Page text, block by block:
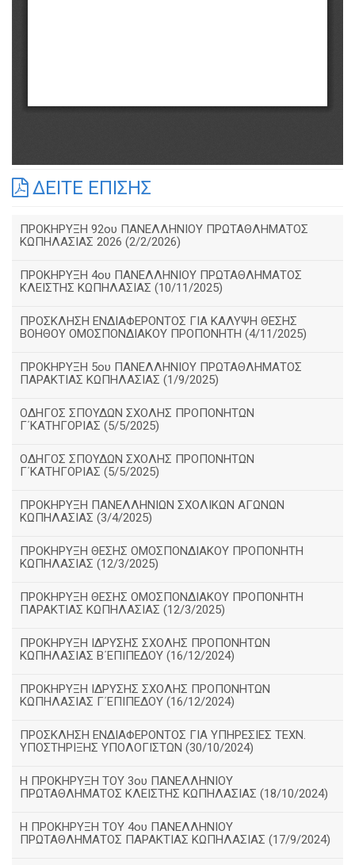
ΔΕΙΤΕ ΕΠΙΣΗΣ
ΠΡΟΚΗΡΥΞΗ 92ου ΠΑΝΕΛΛΗΝΙΟΥ ΠΡΩΤΑΘΛΗΜΑΤΟΣ
ΚΩΠΗΛΑΣΙΑΣ 2026 (2/2/2026)
ΠΡΟΚΗΡΥΞΗ 4ου ΠΑΝΕΛΛΗΝΙΟΥ ΠΡΩΤΑΘΛΗΜΑΤΟΣ
ΚΛΕΙΣΤΗΣ ΚΩΠΗΛΑΣΙΑΣ (10/11/2025)
ΠΡΟΣΚΛΗΣΗ ΕΝΔΙΑΦΕΡΟΝΤΟΣ ΓΙΑ ΚΑΛΥΨΗ ΘΕΣΗΣ
ΒΟΗΘΟΥ ΟΜΟΣΠΟΝΔΙΑΚΟΥ ΠΡΟΠΟΝΗΤΗ (4/11/2025)
ΠΡΟΚΗΡΥΞΗ 5ου ΠΑΝΕΛΛΗΝΙΟΥ ΠΡΩΤΑΘΛΗΜΑΤΟΣ
ΠΑΡΑΚΤΙΑΣ ΚΩΠΗΛΑΣΙΑΣ (1/9/2025)
ΟΔΗΓΟΣ ΣΠΟΥΔΩΝ ΣΧΟΛΗΣ ΠΡΟΠΟΝΗΤΩΝ
Γ΄ΚΑΤΗΓΟΡΙΑΣ (5/5/2025)
ΟΔΗΓΟΣ ΣΠΟΥΔΩΝ ΣΧΟΛΗΣ ΠΡΟΠΟΝΗΤΩΝ
Γ΄ΚΑΤΗΓΟΡΙΑΣ (5/5/2025)
ΠΡΟΚΗΡΥΞΗ ΠΑΝΕΛΛΗΝΙΩΝ ΣΧΟΛΙΚΩΝ ΑΓΩΝΩΝ
ΚΩΠΗΛΑΣΙΑΣ (3/4/2025)
ΠΡΟΚΗΡΥΞΗ ΘΕΣΗΣ ΟΜΟΣΠΟΝΔΙΑΚΟΥ ΠΡΟΠΟΝΗΤΗ
ΚΩΠΗΛΑΣΙΑΣ (12/3/2025)
ΠΡΟΚΗΡΥΞΗ ΘΕΣΗΣ ΟΜΟΣΠΟΝΔΙΑΚΟΥ ΠΡΟΠΟΝΗΤΗ
ΠΑΡΑΚΤΙΑΣ ΚΩΠΗΛΑΣΙΑΣ (12/3/2025)
ΠΡΟΚΗΡΥΞΗ ΙΔΡΥΣΗΣ ΣΧΟΛΗΣ ΠΡΟΠΟΝΗΤΩΝ
ΚΩΠΗΛΑΣΙΑΣ Β΄ΕΠΙΠΕΔΟΥ (16/12/2024)
ΠΡΟΚΗΡΥΞΗ ΙΔΡΥΣΗΣ ΣΧΟΛΗΣ ΠΡΟΠΟΝΗΤΩΝ
ΚΩΠΗΛΑΣΙΑΣ Γ΄ΕΠΙΠΕΔΟΥ (16/12/2024)
ΠΡΟΣΚΛΗΣΗ ΕΝΔΙΑΦΕΡΟΝΤΟΣ ΓΙΑ ΥΠΗΡΕΣΙΕΣ ΤΕΧΝ.
ΥΠΟΣΤΗΡΙΞΗΣ ΥΠΟΛΟΓΙΣΤΩΝ (30/10/2024)
Η ΠΡΟΚΗΡΥΞΗ ΤΟΥ 3ου ΠΑΝΕΛΛΗΝΙΟΥ
ΠΡΩΤΑΘΛΗΜΑΤΟΣ ΚΛΕΙΣΤΗΣ ΚΩΠΗΛΑΣΙΑΣ (18/10/2024)
Η ΠΡΟΚΗΡΥΞΗ ΤΟΥ 4ου ΠΑΝΕΛΛΗΝΙΟΥ
ΠΡΩΤΑΘΛΗΜΑΤΟΣ ΠΑΡΑΚΤΙΑΣ ΚΩΠΗΛΑΣΙΑΣ (17/9/2024)